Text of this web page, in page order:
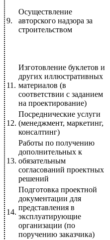
9.
Осуществление
авторского надзора за
строительством
11.
Изготовление буклетов и
других иллюстративных
материалов (в
соответствии с заданием
на проектирование)
12.
Посреднические услуги
(менеджмент, маркетинг,
консалтинг)
13.
Работы по получению
дополнительных к
обязательным
согласований проектных
решений
14.
Подготовка проектной
документации для
представления в
эксплуатирующие
организации (по
поручению заказчика)